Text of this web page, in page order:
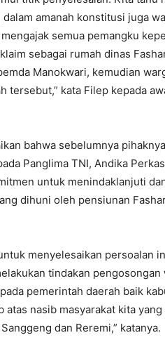
amanah konstitusi juga
semua pemangku
sebagai rumah dinas
Manokwari, kemudian
kata Filep kepada
bahwa sebelumnya
Panglima TNI, Andika
untuk menindaklanjuti
dihuni oleh pensiunan
menyelesaikan persoalan
tindakan pengosongan
pemerintah daerah baik
nasib masyarakat kita yang
dan Reremi,” katanya.